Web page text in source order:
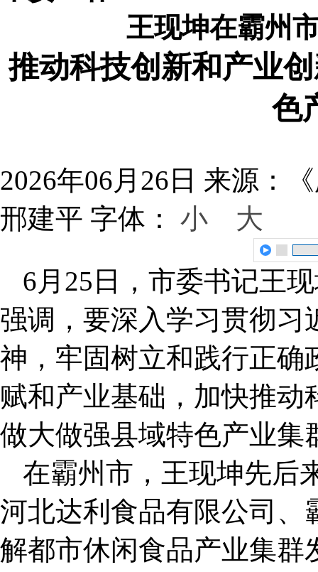
王现坤在霸州
推动科技创新和产业
色
2026年06月26日 来源：
邢建平 字体： 小 大
6月25日，市委书记王
强调，要深入学习贯彻习
神，牢固树立和践行正确
赋和产业基础，加快推
做大做强县域特色产业集
在霸州市，王现坤先后
河北达利食品有限公司、
解都市休闲食品产业集群